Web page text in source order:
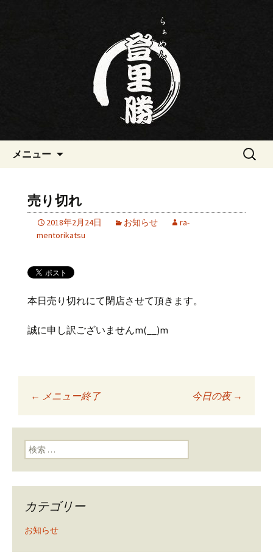
三重・桑名の寿司・ラーメン屋
らぁめん登里勝(とりかつ)のブ
ん登里勝(とりかつ)のブログです
メニュー
検
売り切れ
2018年2月24日 お知らせ
ra-
mentorikatsu
本日売り切れにて閉店させて頂きます。
誠に申し訳ございませんm(__)m
投稿ナビゲーショ
ン
← メニュー終了 今日の夜 →
検索:
カテゴリー
お知らせ